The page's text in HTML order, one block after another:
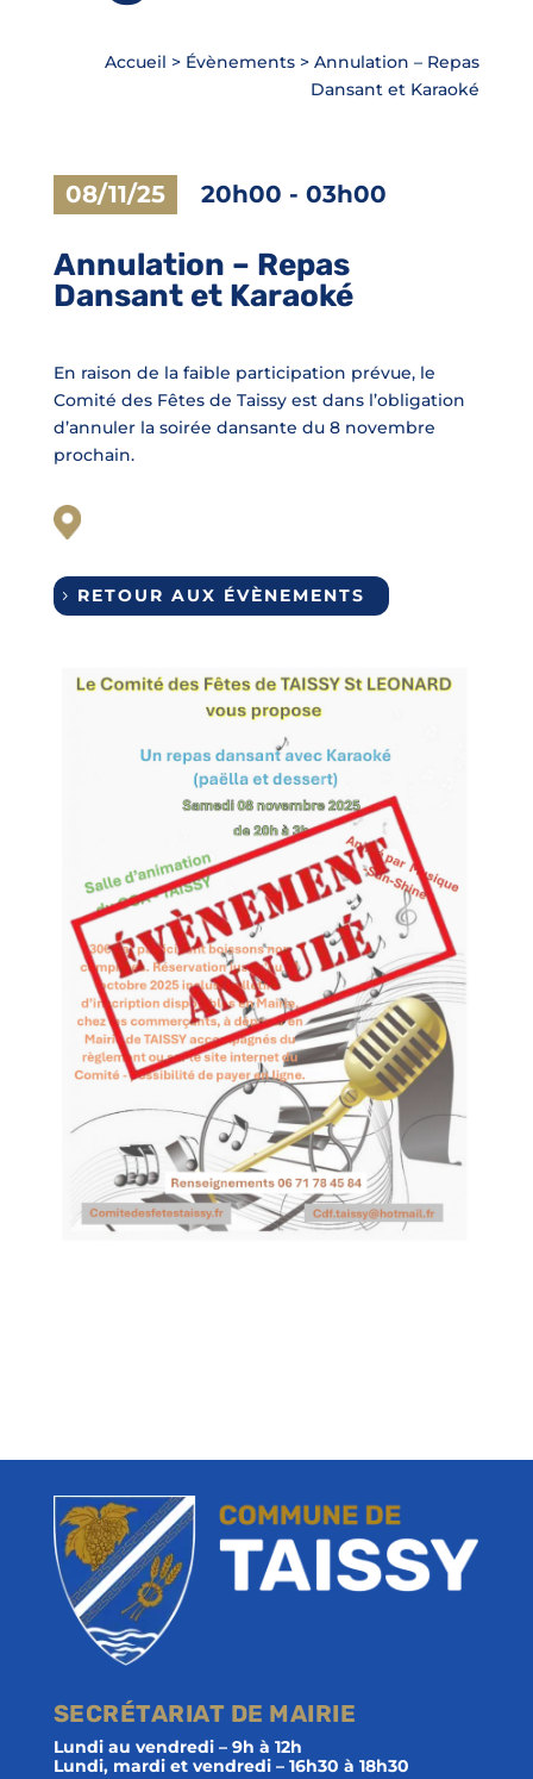
Accueil > Évènements >Annulation – Repas
Dansant et Karaoké
08/11/25 20h00 - 03h00
Annulation – Repas
Dansant et Karaoké
En raison de la faible participation prévue, le
Comité des Fêtes de Taissy est dans l’obligation
d’annuler la soirée dansante du 8 novembre
prochain.
RETOUR AUX ÉVÈNEMENTS
SECRÉTARIAT DE MAIRIE
Lundi au vendredi – 9h à 12h
Lundi, mardi et vendredi – 16h30 à 18h30